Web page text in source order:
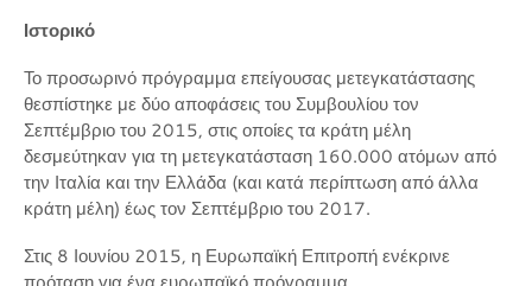
Ιστορικό
Το προσωρινό πρόγραμμα επείγουσας μετεγκατάστασης
θεσπίστηκε με δύο αποφάσεις του Συμβουλίου τον
Σεπτέμβριο του 2015, στις οποίες τα κράτη μέλη
δεσμεύτηκαν για τη μετεγκατάσταση 160.000 ατόμων από
την Ιταλία και την Ελλάδα (και κατά περίπτωση από άλλα
κράτη μέλη) έως τον Σεπτέμβριο του 2017.
Στις 8 Ιουνίου 2015, η Ευρωπαϊκή Επιτροπή ενέκρινε